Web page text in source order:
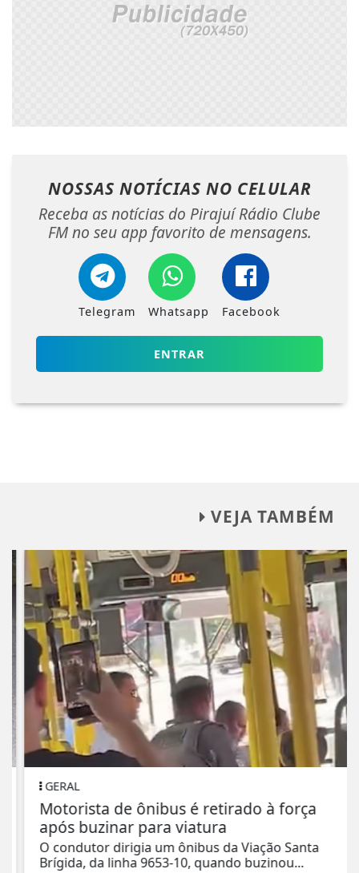
NOSSAS NOTÍCIAS NO CELULAR
Receba as notícias do Pirajuí Rádio Clube
FM no seu app favorito de mensagens.
Telegram Whatsapp Facebook
ENTRAR
VEJA TAMBÉM
GERAL
Motorista de ônibus é retirado à força
após buzinar para viatura
O condutor dirigia um ônibus da Viação Santa
Brígida, da linha 9653-10, quando buzinou...